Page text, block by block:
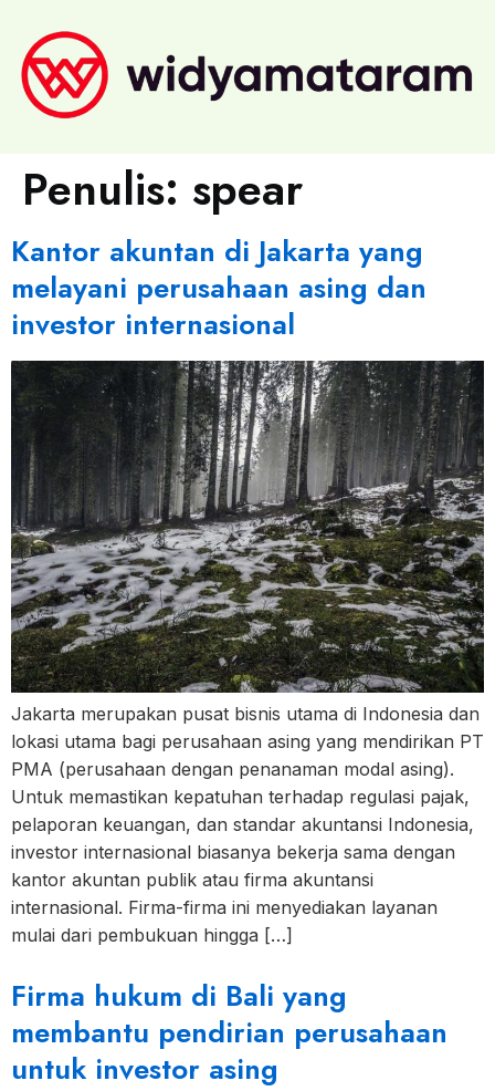
Penulis: spear
Kantor akuntan di Jakarta yang
melayani perusahaan asing dan
investor internasional
Jakarta merupakan pusat bisnis utama di Indonesia dan
lokasi utama bagi perusahaan asing yang mendirikan PT
PMA (perusahaan dengan penanaman modal asing).
Untuk memastikan kepatuhan terhadap regulasi pajak,
pelaporan keuangan, dan standar akuntansi Indonesia,
investor internasional biasanya bekerja sama dengan
kantor akuntan publik atau firma akuntansi
internasional. Firma-firma ini menyediakan layanan
mulai dari pembukuan hingga […]
Firma hukum di Bali yang
membantu pendirian perusahaan
untuk investor asing